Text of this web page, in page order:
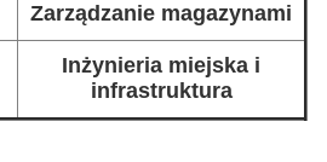
Zarządzanie magazynami
Inżynieria miejska i
infrastruktura